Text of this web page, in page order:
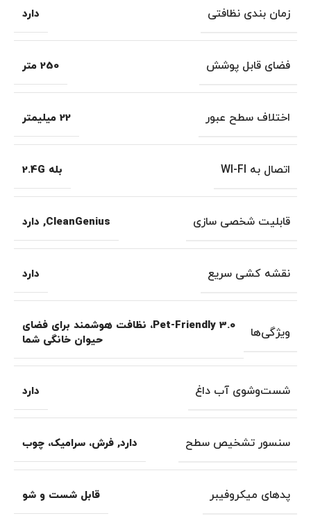
زمان بندی نظافتی دارد
فضای قابل پوشش 250 متر
اختلاف سطح عبور 22 میلیمتر
اتصال به WI-FI بله 2.4G
قابلیت شخصی سازی CleanGenius
, دارد
نقشه کشی سریع دارد
ویژگی‌ها
Pet-Friendly 3.0، نظافت هوشمند برای فضای
حیوان خانگی شما
شست‌وشوی آب داغ دارد
سنسور تشخیص سطح دارد, فرش، سرامیک، چوب
پدهای میکروفیبر قابل شست و شو